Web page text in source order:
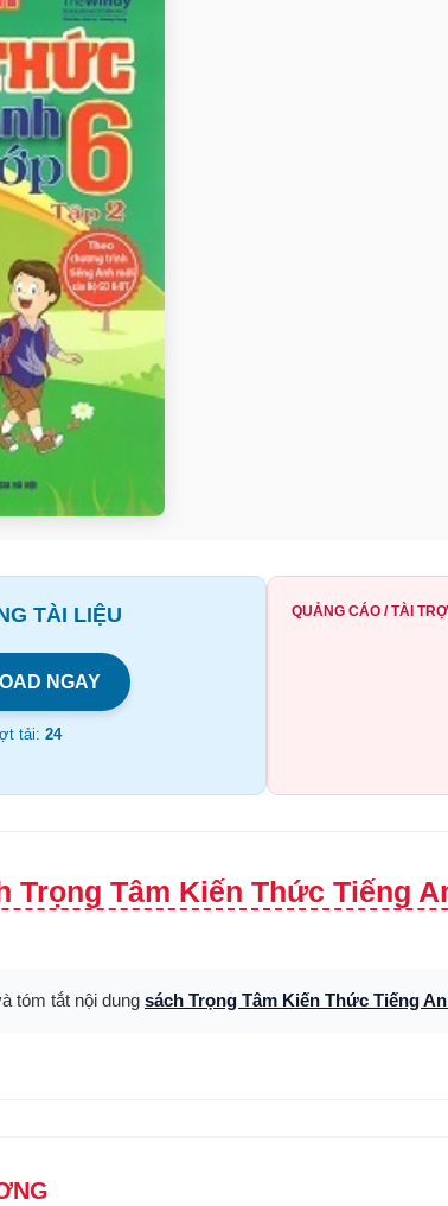
TÀI LIỆU
NGAY
tải: 24
QUẢNG CÁO / TÀI TRỢ
Trọng Tâm Kiến Thức Tiếng
tóm tắt nội dung sách Trọng Tâm Kiến Thức Tiếng